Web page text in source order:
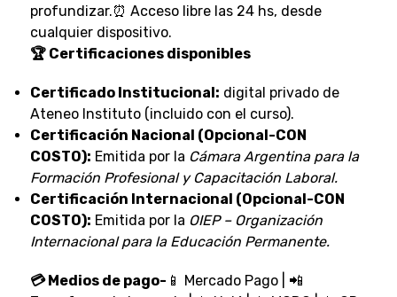
profundizar.⏰ Acceso libre las 24 hs, desde
cualquier dispositivo.
🏆 Certificaciones disponibles
Certificado Institucional: digital privado de
Ateneo Instituto (incluido con el curso).
Certificación Nacional (Opcional-CON
COSTO): Emitida por la Cámara Argentina para la
Formación Profesional y Capacitación Laboral.
Certificación Internacional (Opcional-CON
COSTO): Emitida por la OIEP – Organización
Internacional para la Educación Permanente.
💳 Medios de pago- 📱 Mercado Pago | 📲